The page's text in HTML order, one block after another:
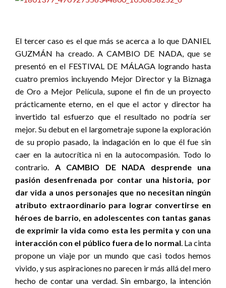
El tercer caso es el que más se acerca a lo que DANIEL
GUZMÁN ha creado. A CAMBIO DE NADA, que se
presentó en el FESTIVAL DE MÁLAGA logrando hasta
cuatro premios incluyendo Mejor Director y la Biznaga
de Oro a Mejor Película, supone el fin de un proyecto
prácticamente eterno, en el que el actor y director ha
invertido tal esfuerzo que el resultado no podría ser
mejor. Su debut en el largometraje supone la exploración
de su propio pasado, la indagación en lo que él fue sin
caer en la autocrítica ni en la autocompasión. Todo lo
contrario. A CAMBIO DE NADA desprende una
pasión desenfrenada por contar una historia, por
dar vida a unos personajes que no necesitan ningún
atributo extraordinario para lograr convertirse en
héroes de barrio, en adolescentes con tantas ganas
de exprimir la vida como esta les permita y con una
interacción con el público fuera de lo normal. La cinta
propone un viaje por un mundo que casi todos hemos
vivido, y sus aspiraciones no parecen ir más allá del mero
hecho de contar una verdad. Sin embargo, la intención